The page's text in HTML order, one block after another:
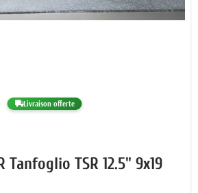
Livraison offerte
Tanfoglio TSR 12.5" 9x19